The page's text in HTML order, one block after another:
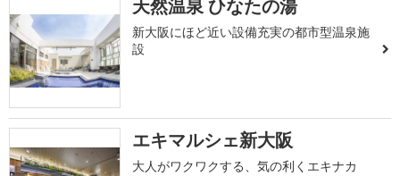
天然温泉 ひなたの湯
新大阪にほど近い設備充実の都市型温泉施
設
エキマルシェ新大阪
大人がワクワクする、気の利くエキナカ